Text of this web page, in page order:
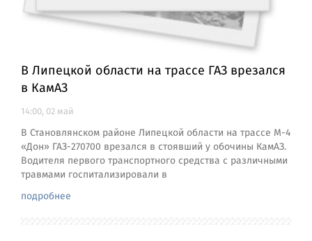
В Липецкой области на трассе ГАЗ врезался
в КамАЗ
14:00, 02 май
В Становлянском районе Липецкой области на трассе М-4
«Дон» ГАЗ-270700 врезался в стоявший у обочины КамАЗ.
Водителя первого транспортного средства с различными
травмами госпитализировали в
подробнее